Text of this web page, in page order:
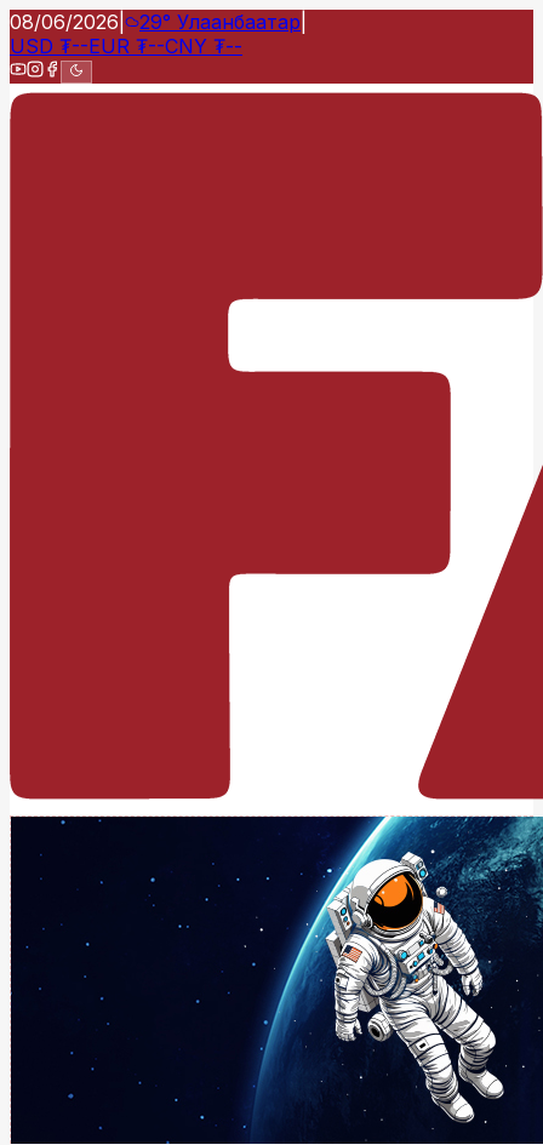
08/06/2026 29° Улаанбаатар
USD ₮--EUR ₮--CNY ₮--